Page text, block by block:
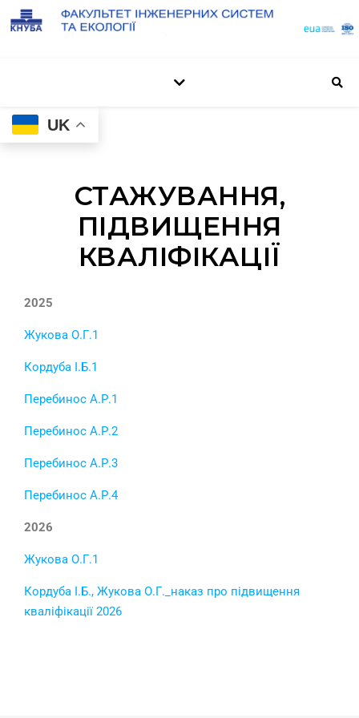
UK
СТАЖУВАННЯ,
ПІДВИЩЕННЯ
КВАЛІФІКАЦІЇ
2025
Жукова О.Г.1
Кордуба І.Б.1
Перебинос А.Р.1
Перебинос А.Р.2
Перебинос А.Р.3
Перебинос А.Р.4
2026
Жукова О.Г.1
Кордуба І.Б., Жукова О.Г._наказ про підвищення
кваліфікації 2026